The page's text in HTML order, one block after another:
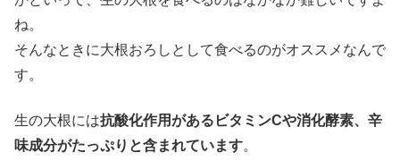
ね。
そんなときに大根おろしとして食べるのがオススメなんで
す。
生の大根には抗酸化作用があるビタミンCや消化酵素、辛
味成分がたっぷりと含まれています。